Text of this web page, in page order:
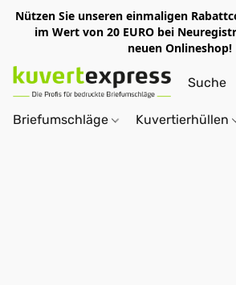
Nützen Sie unseren einmaligen
im Wert von 20 EURO bei
neuen Onlineshop!
Briefumschläge Kuvertierhüllen